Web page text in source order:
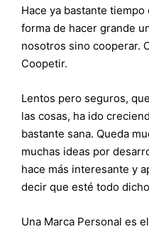
Hace ya bastante
forma de hacer grande
nosotros sino cooperar.
Coopetir.
Lentos pero seguros,
las cosas, ha ido
bastante sana. Queda
muchas ideas por
hace más interesante y
decir que esté todo
Una Marca Personal es